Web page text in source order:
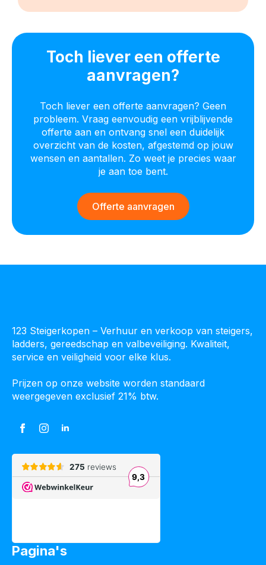
Toch liever een offerte
aanvragen?
Toch liever een offerte aanvragen? Geen
probleem. Vraag eenvoudig een vrijblijvende
offerte aan en ontvang snel een duidelijk
overzicht van de kosten, afgestemd op jouw
wensen en aantallen. Zo weet je precies waar
je aan toe bent.
Offerte aanvragen
123 Steigerkopen – Verhuur en verkoop van steigers,
ladders, gereedschap en valbeveiliging. Kwaliteit,
service en veiligheid voor elke klus.
Prijzen op onze website worden standaard
weergegeven exclusief 21% btw.
Pagina's